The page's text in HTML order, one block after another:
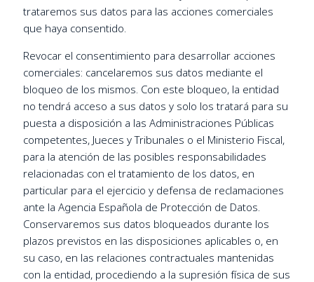
trataremos sus datos para las acciones comerciales
que haya consentido.
Revocar el consentimiento para desarrollar acciones
comerciales: cancelaremos sus datos mediante el
bloqueo de los mismos. Con este bloqueo, la entidad
no tendrá acceso a sus datos y solo los tratará para su
puesta a disposición a las Administraciones Públicas
competentes, Jueces y Tribunales o el Ministerio Fiscal,
para la atención de las posibles responsabilidades
relacionadas con el tratamiento de los datos, en
particular para el ejercicio y defensa de reclamaciones
ante la Agencia Española de Protección de Datos.
Conservaremos sus datos bloqueados durante los
plazos previstos en las disposiciones aplicables o, en
su caso, en las relaciones contractuales mantenidas
con la entidad, procediendo a la supresión física de sus